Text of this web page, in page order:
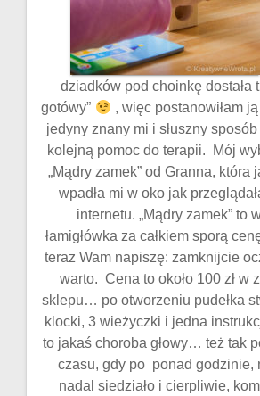
dziadków pod choinkę dostała
gotówy”
, więc postanowiłam
jedyny znany mi i słuszny sposób
kolejną pomoc do terapii. Mój
„Mądry zamek” od Granna, która
wpadła mi w oko jak
internetu. „Mądry zamek” to
łamigłówka za całkiem sporą
teraz Wam napiszę: zamknijcie
warto. Cena to około 100 zł w
sklepu… po otworzeniu pudełka
klocki, 3 wieżyczki i jedna
to jakaś choroba głowy… też tak
czasu, gdy po ponad godzinie,
nadal siedziało i cierpliwie,